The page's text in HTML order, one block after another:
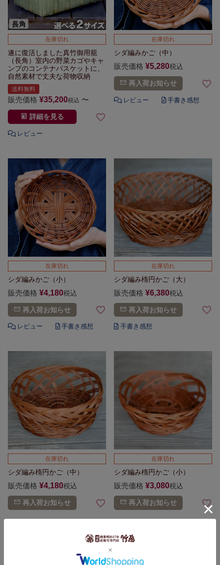
在庫切れ
遂に復活しました真竹御用籠
（長角） 室内の野菜カゴやキャ
ンプのコンテナバスケットに、
自然素材で丈夫な荷物収納
送料無料
販売価格 ¥35,200税込 〜
詳細を見る
在庫切れ
シダ編みかご（中）
販売価格 ¥5,280税込
再入荷お知らせ
在庫切れ
シダ編みかご（小）
販売価格 ¥4,180税込
再入荷お知らせ
在庫切れ
シダ編み楕円かご（大）
販売価格 ¥6,380税込
再入荷お知らせ
在庫切れ
シダ編み楕円かご（中）
販売価格 ¥4,180税込
再入荷お知らせ
在庫切れ
シダ編み楕円かご（小）
販売価格 ¥3,080税込
再入荷お知らせ